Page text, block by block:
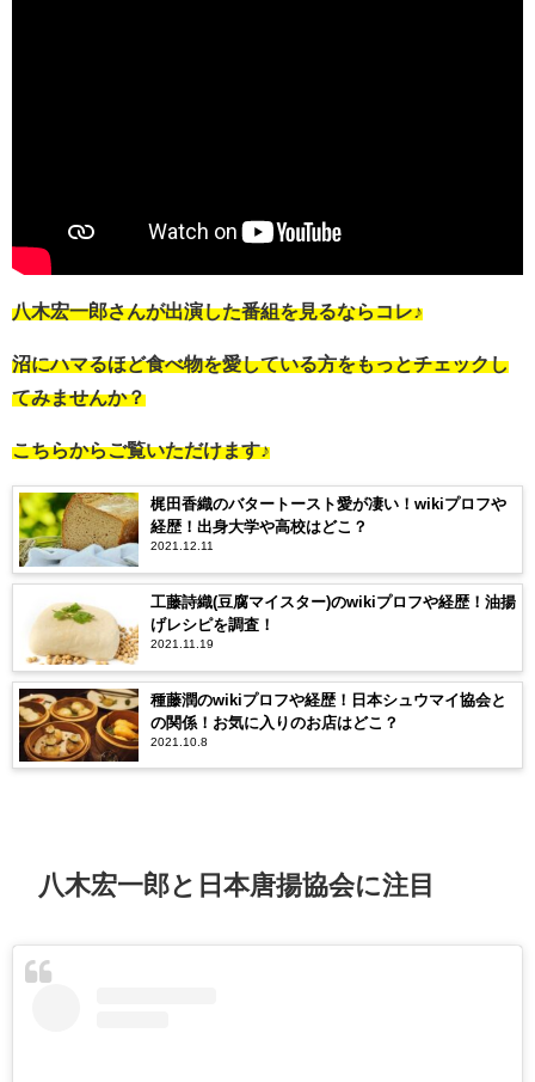
八木宏一郎さんが出演した番組を見るならコレ♪
沼にハマるほど食べ物を愛している方をもっとチェックし
てみませんか？
こちらからご覧いただけます♪
梶田香織のバタートースト愛が凄い！wikiプロフや
経歴！出身大学や高校はどこ？
2021.12.11
工藤詩織(豆腐マイスター)のwikiプロフや経歴！油揚
げレシピを調査！
2021.11.19
種藤潤のwikiプロフや経歴！日本シュウマイ協会と
の関係！お気に入りのお店はどこ？
2021.10.8
八木宏一郎と日本唐揚協会に注目